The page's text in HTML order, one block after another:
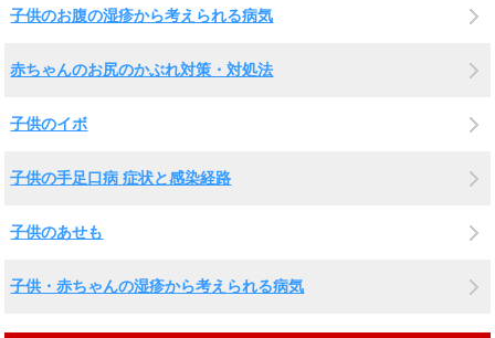
子供のお腹の湿疹から考えられる病気
赤ちゃんのお尻のかぶれ対策・対処法
子供のイボ
子供の手足口病 症状と感染経路
子供のあせも
子供・赤ちゃんの湿疹から考えられる病気